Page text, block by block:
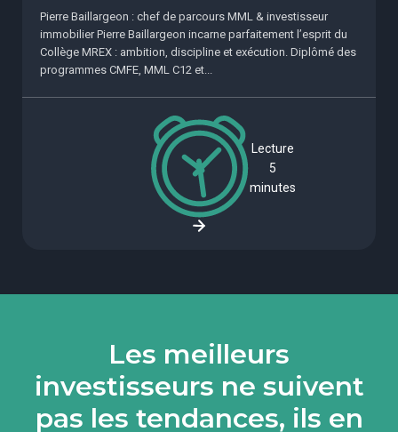
Pierre Baillargeon : chef de parcours MML & investisseur
immobilier Pierre Baillargeon incarne parfaitement l’esprit du
Collège MREX : ambition, discipline et exécution. Diplômé des
programmes CMFE, MML C12 et...
Lecture
5
minutes
Les meilleurs
investisseurs ne suivent
pas les tendances, ils en